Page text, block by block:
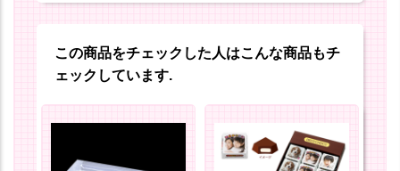
この商品をチェックした人はこんな商品もチ
ェックしています.